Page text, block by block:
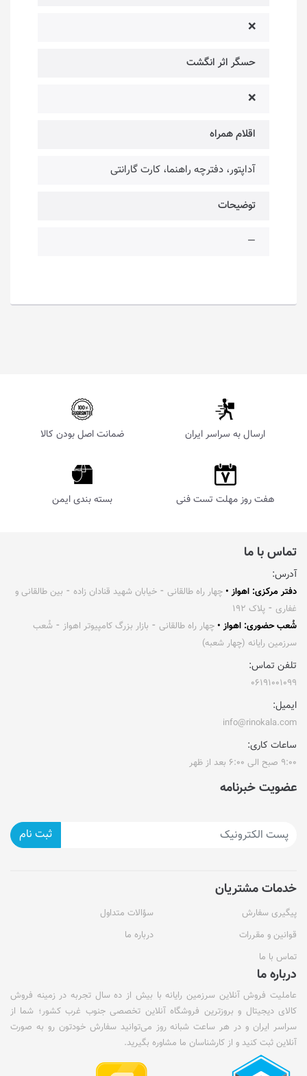
❌
حسگر اثر انگشت
❌
اقلام همراه
آداپتور، دفترچه راهنما، کارت گارانتی
توضیحات
—
ارسال به سراسر ایران ضمانت اصل بودن کالا
هفت روز مهلت تست فنی بسته بندی ایمن
تماس با ما
آدرس:
دفتر مرکزی: اهواز • چهار راه طالقانی ⁃ خیابان شهید قنادان زاده ⁃ بین طالقانی و
غفاری ⁃ پلاک ۱۹۲
شُعب حضوری: اهواز • چهار راه طالقانی ⁃ بازار بزرگ کامپیوتر اهواز ⁃ شُعب
سرزمین رایانه (چهار شعبه)
تلفن تماس:
۰۶۱۹۱۰۰۱۰۹۹
ایمیل:
info@rinokala.com
ساعات کاری:
۹:۰۰ صبح الی ۶:۰۰ بعد از ظهر
عضویت خبرنامه
ثبت نام
خدمات مشتریان
پیگیری سفارش
سؤالات متداول
قوانین و مقررات
درباره ما
تماس با ما
درباره ما
عاملیت فروش آنلاین سرزمین رایانه با بیش از ده سال تجربه در زمینه فروش
کالای دیجیتال و بروزترین فروشگاه آنلاین تخصصی جنوب غرب کشور؛ شما از
سراسر ایران و در هر ساعت شبانه روز می‌توانید سفارش خودتون رو به صورت
آنلاین ثبت کنید و از کارشناسان ما مشاوره بگیرید.